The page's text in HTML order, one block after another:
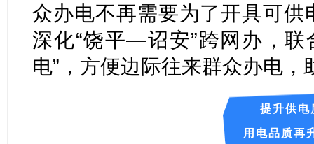
众办电不再需要为了开具可供
深化“饶平—诏安”跨网办，联
电”，方便边际往来群众办电
提升供电
用电品质再